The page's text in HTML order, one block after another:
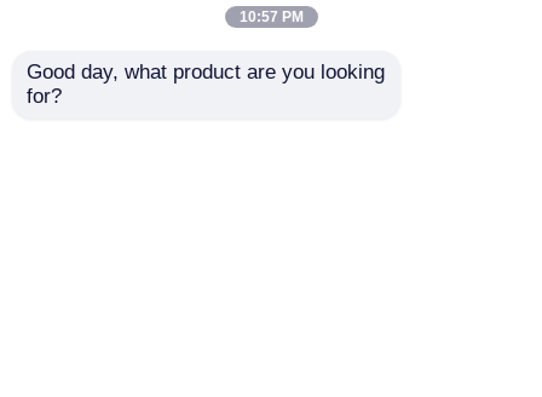
10:57 PM
Good day, what product are you looking
for?